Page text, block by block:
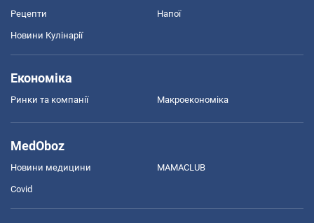
Рецепти Напої
Новини Кулінарії
Економіка
Ринки та компанії Макроекономіка
MedOboz
Новини медицини MAMACLUB
Covid